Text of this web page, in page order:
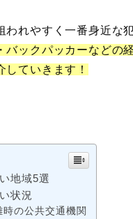
われやすく一番身近な
バックパッカーなどの
していきます！
地域5選
状況
時の公共交通機関